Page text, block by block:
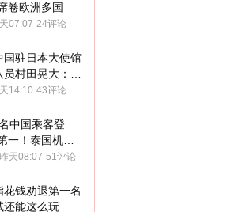
卷欧洲多国
07:07 24评论
国驻日本大使馆
村田晃大：对
感后悔；曾申
14:10 43评论
中国乘客登
一！泰国机场
昨天08:07 51评论
花钱劝退第一名
还能这么玩